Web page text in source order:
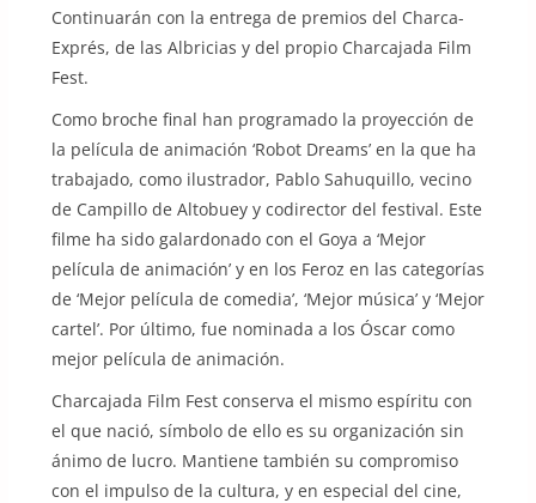
Continuarán con la entrega de premios del Charca-
Exprés, de las Albricias y del propio Charcajada Film
Fest.
Como broche final han programado la proyección de
la película de animación ‘Robot Dreams’ en la que ha
trabajado, como ilustrador, Pablo Sahuquillo, vecino
de Campillo de Altobuey y codirector del festival. Este
filme ha sido galardonado con el Goya a ‘Mejor
película de animación’ y en los Feroz en las categorías
de ‘Mejor película de comedia’, ‘Mejor música’ y ‘Mejor
cartel’. Por último, fue nominada a los Óscar como
mejor película de animación.
Charcajada Film Fest conserva el mismo espíritu con
el que nació, símbolo de ello es su organización sin
ánimo de lucro. Mantiene también su compromiso
con el impulso de la cultura, y en especial del cine,